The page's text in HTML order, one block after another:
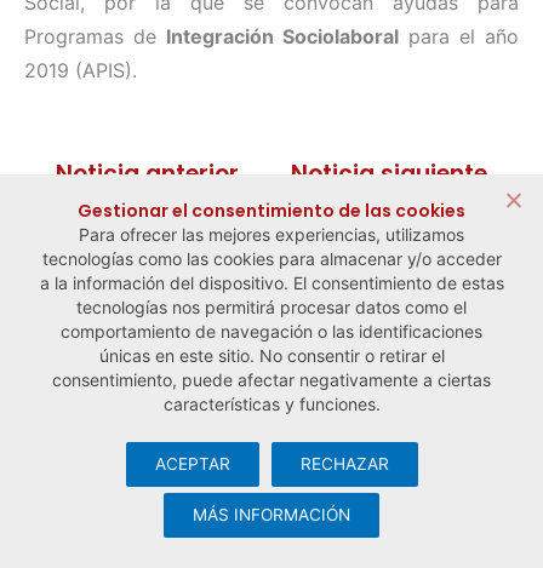
Programas de Integración Sociolaboral para el año
2019 (APIS).
← Noticia anterior Noticia siguiente →
© Observatorio Español de la Economía Social y del Trabajo
Aviso legal y política de privacidad
cookies· Desarrollo web:Visualco
Gestionar el consentimiento de las cookies
Para ofrecer las mejores experiencias, utilizamos
tecnologías como las cookies para almacenar y/o acceder
a la información del dispositivo. El consentimiento de estas
tecnologías nos permitirá procesar datos como el
comportamiento de navegación o las identificaciones
únicas en este sitio. No consentir o retirar el
consentimiento, puede afectar negativamente a ciertas
características y funciones.
ACEPTAR RECHAZAR
MÁS INFORMACIÓN